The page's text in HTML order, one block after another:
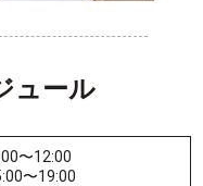
ュール
〜12:00
〜19:00